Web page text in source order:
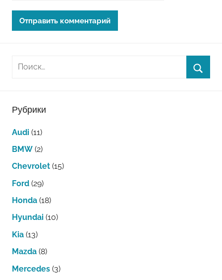
Рубрики
Audi (11)
BMW (2)
Chevrolet (15)
Ford (29)
Honda (18)
Hyundai (10)
Kia (13)
Mazda (8)
Mercedes (3)